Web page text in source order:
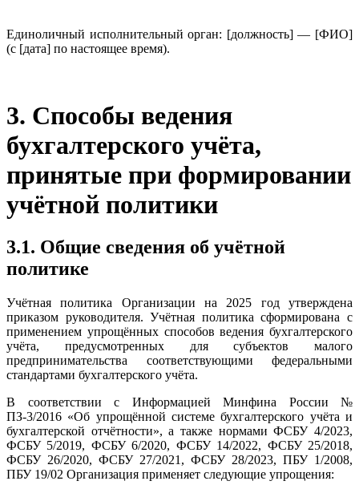
Единоличный исполнительный орган: [должность] — [ФИО]
(с [дата] по настоящее время).
3. Способы ведения
бухгалтерского учёта,
принятые при формировании
учётной политики
3.1. Общие сведения об учётной
политике
Учётная политика Организации на 2025 год утверждена
приказом руководителя. Учётная политика сформирована с
применением упрощённых способов ведения бухгалтерского
учёта, предусмотренных для субъектов малого
предпринимательства соответствующими федеральными
стандартами бухгалтерского учёта.
В соответствии с Информацией Минфина России №
ПЗ-3/2016 «Об упрощённой системе бухгалтерского учёта и
бухгалтерской отчётности», а также нормами ФСБУ 4/2023,
ФСБУ 5/2019, ФСБУ 6/2020, ФСБУ 14/2022, ФСБУ 25/2018,
ФСБУ 26/2020, ФСБУ 27/2021, ФСБУ 28/2023, ПБУ 1/2008,
ПБУ 19/02 Организация применяет следующие упрощения: